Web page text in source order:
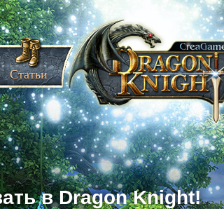
в Dragon Knight!
Статьи